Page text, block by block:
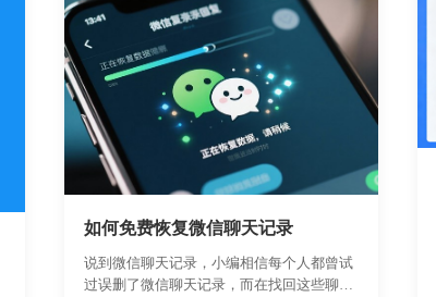
如何免费恢复微信聊天记录
说到微信聊天记录，小编相信每个人都曾试
过误删了微信聊天记录，而在找回这些聊天